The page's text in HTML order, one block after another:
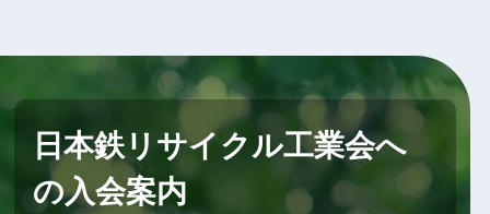
日本鉄リサイクル工業会へ
の入会案内